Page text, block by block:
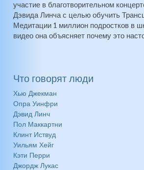
участие в благотворительном
Дэвида Линча с целью обучить
Медитации 1 миллион подростков в
видео она объясняет почему это
Что говорят люди
Хью Джекман
Опра Уинфри
Дэвид Линч
Пол Маккартни
Клинт Иствуд
Уильям Хейг
Кэти Перри
Джордж Лукас